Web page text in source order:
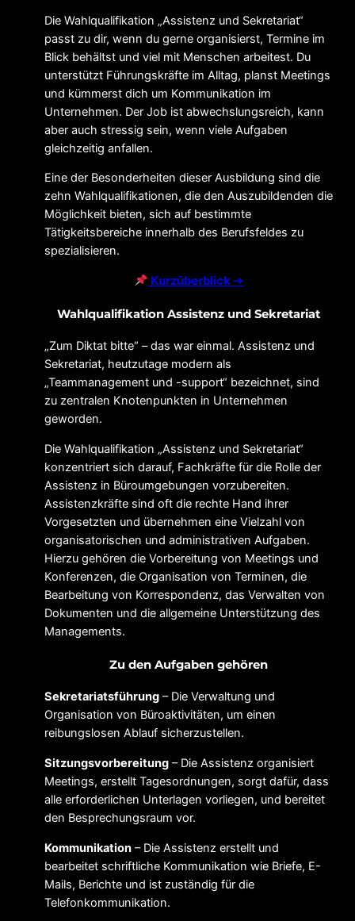
Die Wahlqualifikation „Assistenz und Sekretariat“
passt zu dir, wenn du gerne organisierst, Termine im
Blick behältst und viel mit Menschen arbeitest. Du
unterstützt Führungskräfte im Alltag, planst Meetings
und kümmerst dich um Kommunikation im
Unternehmen. Der Job ist abwechslungsreich, kann
aber auch stressig sein, wenn viele Aufgaben
gleichzeitig anfallen.
Eine der Besonderheiten dieser Ausbildung sind die
zehn Wahlqualifikationen, die den Auszubildenden die
Möglichkeit bieten, sich auf bestimmte
Tätigkeitsbereiche innerhalb des Berufsfeldes zu
spezialisieren.
Kurzüberblick➔
Wahlqualifikation Assistenz und Sekretariat
„Zum Diktat bitte“ – das war einmal. Assistenz und
Sekretariat, heutzutage modern als
„Teammanagement und -support“ bezeichnet, sind
zu zentralen Knotenpunkten in Unternehmen
geworden.
Die Wahlqualifikation „Assistenz und Sekretariat“
konzentriert sich darauf, Fachkräfte für die Rolle der
Assistenz in Büroumgebungen vorzubereiten.
Assistenzkräfte sind oft die rechte Hand ihrer
Vorgesetzten und übernehmen eine Vielzahl von
organisatorischen und administrativen Aufgaben.
Hierzu gehören die Vorbereitung von Meetings und
Konferenzen, die Organisation von Terminen, die
Bearbeitung von Korrespondenz, das Verwalten von
Dokumenten und die allgemeine Unterstützung des
Managements.
Zu den Aufgaben gehören
Sekretariatsführung – Die Verwaltung und
Organisation von Büroaktivitäten, um einen
reibungslosen Ablauf sicherzustellen.
Sitzungsvorbereitung – Die Assistenz organisiert
Meetings, erstellt Tagesordnungen, sorgt dafür, dass
alle erforderlichen Unterlagen vorliegen, und bereitet
den Besprechungsraum vor.
Kommunikation – Die Assistenz erstellt und
bearbeitet schriftliche Kommunikation wie Briefe, E-
Mails, Berichte und ist zuständig für die
Telefonkommunikation.